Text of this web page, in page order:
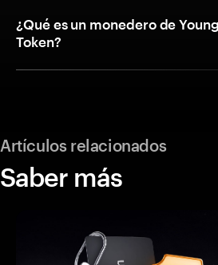
¿Qué es un monedero de
Token?
Artículos relacionados
Saber más